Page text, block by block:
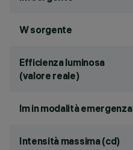
W sorgente
Efficienza luminosa
(valore reale)
lm in modalità emergenza
Intensità massima (cd)